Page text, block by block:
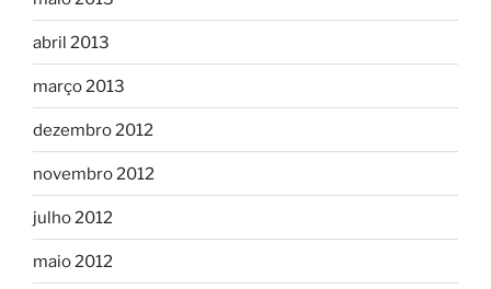
abril 2013
março 2013
dezembro 2012
novembro 2012
julho 2012
maio 2012